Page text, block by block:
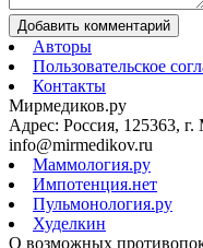
Добавить комментарий
Авторы
Пользовательское
Контакты
Мирмедиков.ру
Адрес: Россия, 125363,
info@mirmedikov.ru
Маммология.ру
Импотенция.нет
Пульмонология.ру
Худелкин
О возможных